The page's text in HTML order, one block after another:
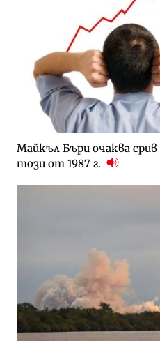
Майкъл Бъри очаква срив
този от 1987 г.